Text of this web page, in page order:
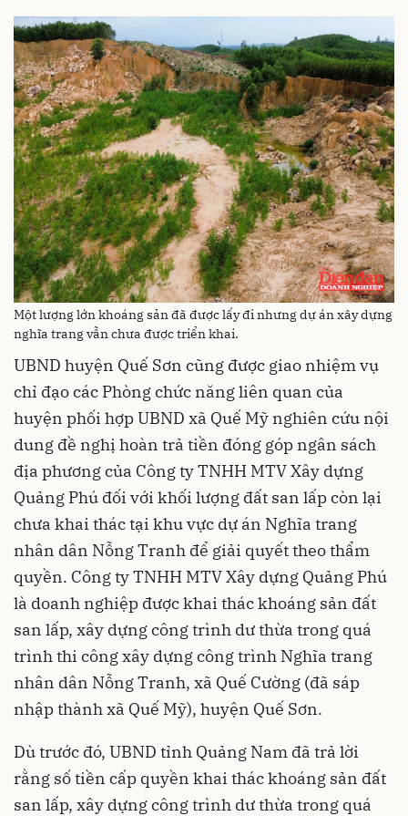
Một lượng lớn khoáng sản đã được lấy đi nhưng dự án xây dựng
nghĩa trang vẫn chưa được triển khai.
UBND huyện Quế Sơn cũng được giao nhiệm vụ
chỉ đạo các Phòng chức năng liên quan của
huyện phối hợp UBND xã Quế Mỹ nghiên cứu nội
dung đề nghị hoàn trả tiền đóng góp ngân sách
địa phương của Công ty TNHH MTV Xây dựng
Quảng Phú đối với khối lượng đất san lấp còn lại
chưa khai thác tại khu vực dự án Nghĩa trang
nhân dân Nỗng Tranh để giải quyết theo thẩm
quyền. Công ty TNHH MTV Xây dựng Quảng Phú
là doanh nghiệp được khai thác khoáng sản đất
san lấp, xây dựng công trình dư thừa trong quá
trình thi công xây dựng công trình Nghĩa trang
nhân dân Nỗng Tranh, xã Quế Cường (đã sáp
nhập thành xã Quế Mỹ), huyện Quế Sơn.
Dù trước đó, UBND tỉnh Quảng Nam đã trả lời
rằng số tiền cấp quyền khai thác khoáng sản đất
san lấp, xây dựng công trình dư thừa trong quá